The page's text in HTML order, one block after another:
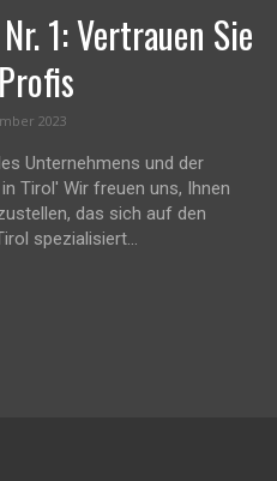
1: Vertrauen Sie
2023
Unternehmens und der
Tirol' Wir freuen uns, Ihnen
das sich auf den
spezialisiert...